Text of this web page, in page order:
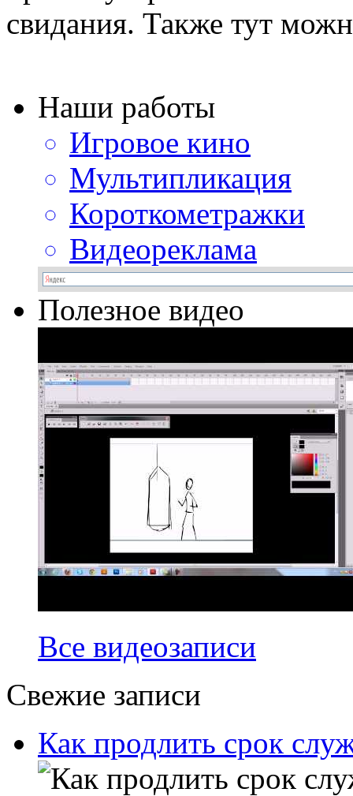
свидания. Также тут
Наши работы
Игровое кино
Мультипликация
Короткометражки
Видеореклама
Полезное видео
Все видеозаписи
Свежие записи
Как продлить срок